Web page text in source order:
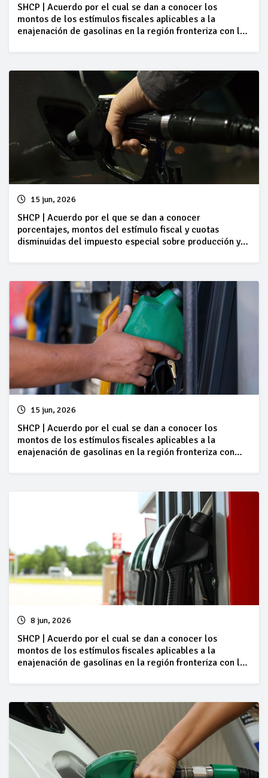
SHCP | Acuerdo por el cual se dan a conocer los
montos de los estímulos fiscales aplicables a la
enajenación de gasolinas en la región fronteriza con los
periodo comprendido del 13 al 19 de junio de 2026
15 jun, 2026
SHCP | Acuerdo por el que se dan a conocer
porcentajes, montos del estímulo fiscal y cuotas
disminuidas del impuesto especial sobre producción y
combustibles que se indican, del 13 al 19 de junio
15 jun, 2026
SHCP | Acuerdo por el cual se dan a conocer los
montos de los estímulos fiscales aplicables a la
enajenación de gasolinas en la región fronteriza con
del 13 al 19 de junio de 2026
8 jun, 2026
SHCP | Acuerdo por el cual se dan a conocer los
montos de los estímulos fiscales aplicables a la
enajenación de gasolinas en la región fronteriza con los
periodo comprendido del 06 al 12 de junio de 2026